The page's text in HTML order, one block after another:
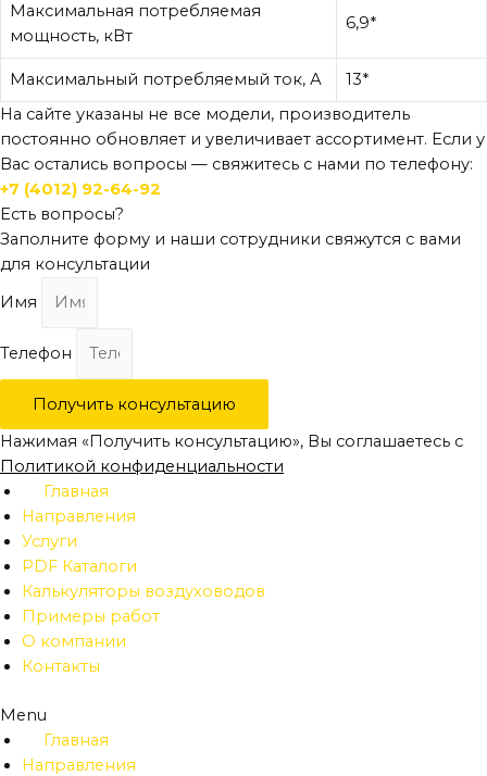
Максимальная потребляемая
мощность, кВт
6,9*
Максимальный потребляемый ток, А
13*
На сайте указаны не все модели, производитель
постоянно обновляет и увеличивает ассортимент. Если у
Вас остались вопросы — свяжитесь с нами по телефону:
+7 (4012) 92-64-92
Есть вопросы?
Заполните форму и наши сотрудники свяжутся с вами
для консультации
Имя
Телефон
Получить консультацию
Нажимая «Получить консультацию», Вы соглашаетесь с
Политикой конфиденциальности
Главная
Направления
Услуги
PDF Каталоги
Калькуляторы воздуховодов
Примеры работ
О компании
Контакты
Menu
Главная
Направления